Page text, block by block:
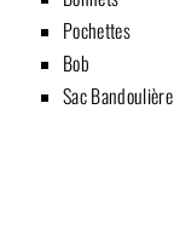
Pochettes
Bob
Sac Bandoulière